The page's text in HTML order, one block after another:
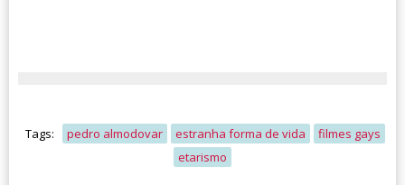
Tags: pedro almodovar estranha forma de vida
filmes gays
etarismo